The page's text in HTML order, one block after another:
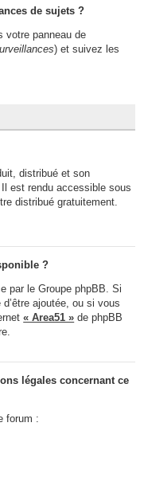
de sujets ?
votre panneau de
) et suivez les
distribué et son
. Il est rendu accessible sous
distribué gratuitement.
?
par le Groupe phpBB. Si
ajoutée, ou si vous
« Area51 » de phpBB
légales concernant ce
forum :